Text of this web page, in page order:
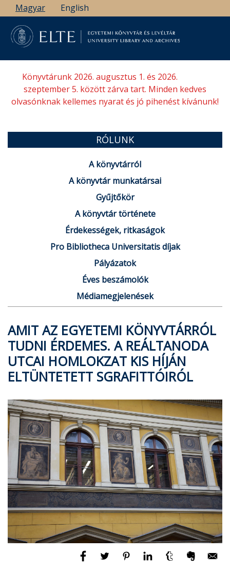
Ugrás
a
tartalomra
Magyar English
Könyvtárunk 2026. augusztus 1. és 2026.
szeptember 5. között zárva tart. Minden kedves
olvasónknak kellemes nyarat és jó pihenést kívánunk!
RÓLUNK
A könyvtárról
A könyvtár munkatársai
Gyűjtőkör
A könyvtár története
Érdekességek, ritkaságok
Pro Bibliotheca Universitatis díjak
Pályázatok
Éves beszámolók
Médiamegjelenések
AMIT AZ EGYETEMI KÖNYVTÁRRÓL
TUDNI ÉRDEMES. A REÁLTANODA
UTCAI HOMLOKZAT KIS HÍJÁN
ELTÜNTETETT SGRAFITTÓIRÓL